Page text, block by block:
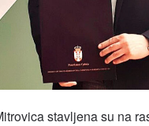
stavljena su na